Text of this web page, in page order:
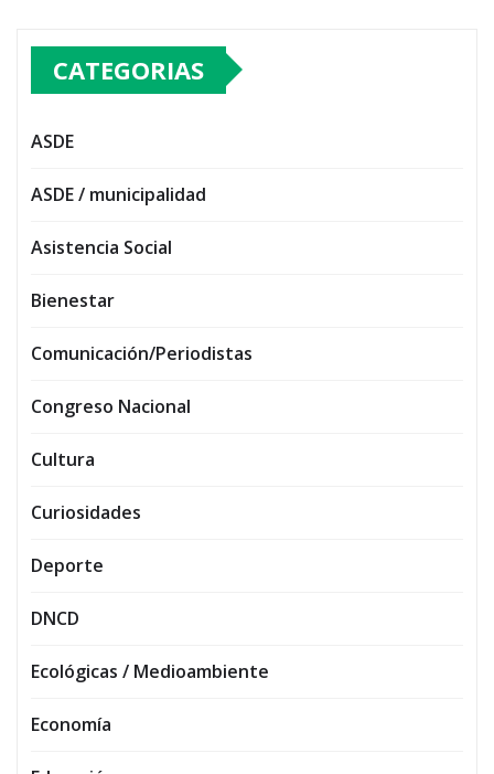
CATEGORIAS
ASDE
ASDE / municipalidad
Asistencia Social
Bienestar
Comunicación/Periodistas
Congreso Nacional
Cultura
Curiosidades
Deporte
DNCD
Ecológicas / Medioambiente
Economía